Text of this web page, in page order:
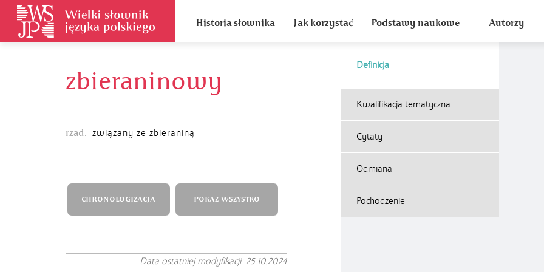
Historia słownika Jak korzystać Podstawy naukowe Autorzy
zbieraninowy
Definicja
rzad. związany ze zbieraniną
Kwalifikacja tematyczna
Cytaty
Odmiana
Pochodzenie
CHRONOLOGIZACJA POKAŻ WSZYSTKO
Data ostatniej modyfikacji: 25.10.2024